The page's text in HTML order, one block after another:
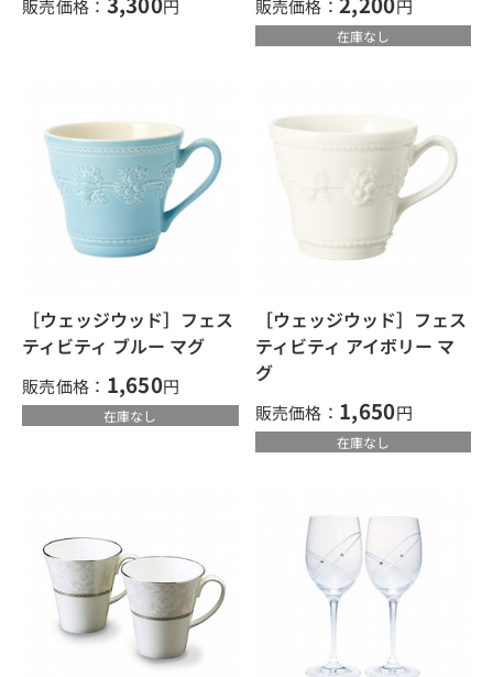
販売価格： 円 販売価格： 円
在庫なし
［ウェッジウッド］フェス
ティビティ ブルー マグ
販売価格： 1,650円
在庫なし
［ウェッジウッド］フェス
ティビティ アイボリー マ
グ
販売価格： 1,650円
在庫なし